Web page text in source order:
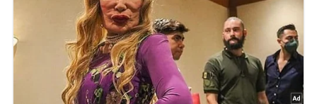
Mandeln. In den Grundteig mischen und in der Form
Zubereitungszeit:ca. 1 Stunde 30 Minuten
Schwierigkeit:Mittel